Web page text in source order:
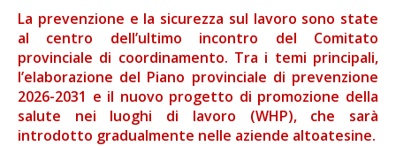
La prevenzione e la sicurezza sul lavoro sono state
al centro dell’ultimo incontro del Comitato
provinciale di coordinamento. Tra i temi principali,
l’elaborazione del Piano provinciale di prevenzione
2026-2031 e il nuovo progetto di promozione della
salute nei luoghi di lavoro (WHP), che sarà
introdotto gradualmente nelle aziende altoatesine.